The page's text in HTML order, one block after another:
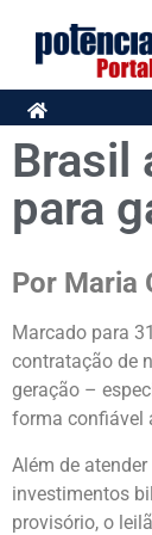
Brasil
para
Por Maria
Marcado para
contratação de
geração –
forma confiável
Além de
investimentos
provisório, o